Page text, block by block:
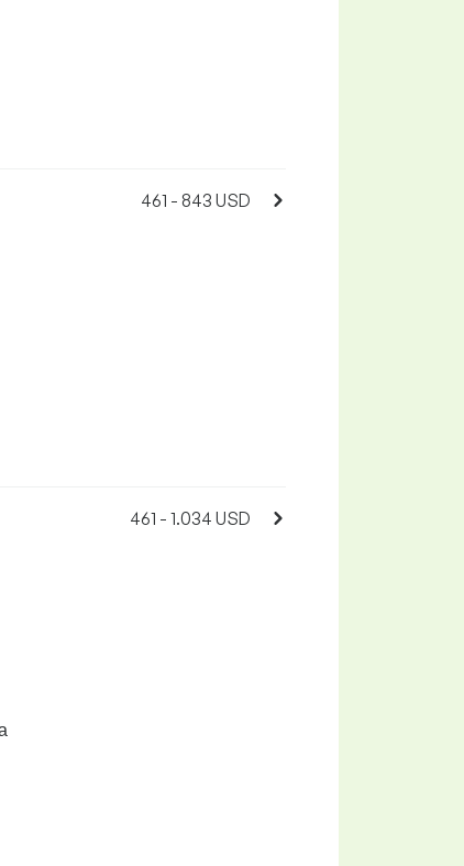
461 - 843 USD
461 - 1.034 USD